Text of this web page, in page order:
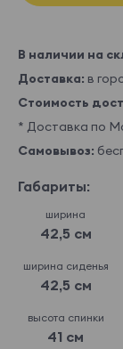
В наличии на
Доставка: в
Стоимость
* Доставка по
Самовывоз:
Габариты:
ширина
42,5 см
ширина сиденья
42,5 см
высота спинки
41 см